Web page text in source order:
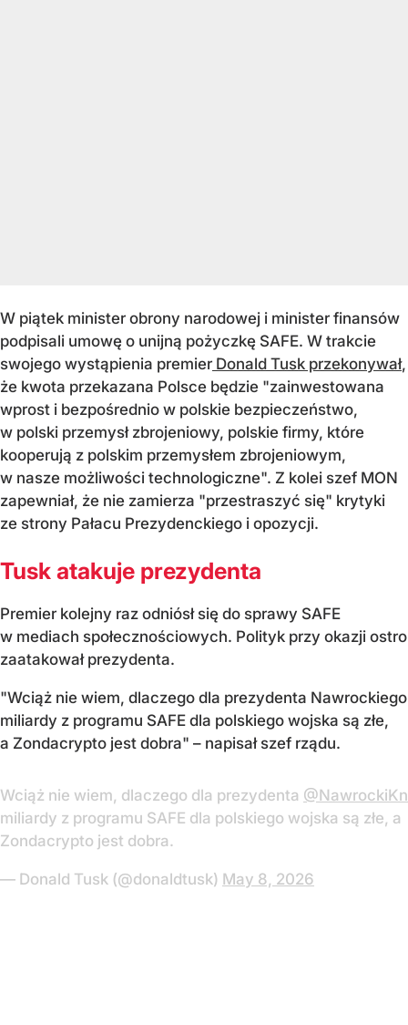
W piątek minister obrony narodowej i minister finansów
podpisali umowę o unijną pożyczkę SAFE. W trakcie
swojego wystąpienia premier Donald Tusk przekonywał,
że kwota przekazana Polsce będzie "zainwestowana
wprost i bezpośrednio w polskie bezpieczeństwo,
w polski przemysł zbrojeniowy, polskie firmy, które
kooperują z polskim przemysłem zbrojeniowym,
w nasze możliwości technologiczne". Z kolei szef MON
zapewniał, że nie zamierza "przestraszyć się" krytyki
ze strony Pałacu Prezydenckiego i opozycji.
Tusk atakuje prezydenta
Premier kolejny raz odniósł się do sprawy SAFE
w mediach społecznościowych. Polityk przy okazji ostro
zaatakował prezydenta.
"Wciąż nie wiem, dlaczego dla prezydenta Nawrockiego
miliardy z programu SAFE dla polskiego wojska są złe,
a Zondacrypto jest dobra" – napisał szef rządu.
Wciąż nie wiem, dlaczego dla prezydenta @NawrockiKn
miliardy z programu SAFE dla polskiego wojska są złe, a
Zondacrypto jest dobra.
— Donald Tusk (@donaldtusk) May 8, 2026